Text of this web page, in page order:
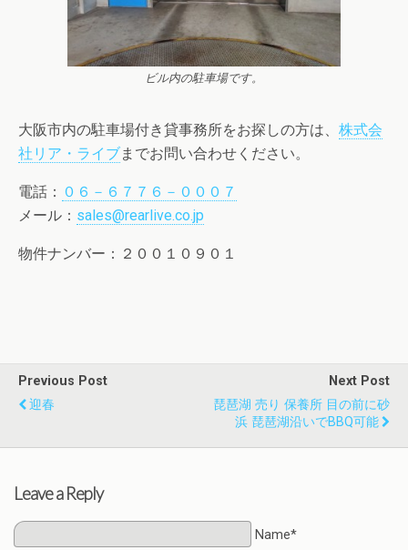
ビル内の駐車場です。
大阪市内の駐車場付き貸事務所をお探しの方は、 株式会
社リア・ライブまでお問い合わせください。
電話： ０６－６７７６－０００７
メール： sales@rearlive.co.jp
物件ナンバー：２００１０９０１
Previous Post
迎春
Next Post
琵琶湖 売り 保養所 目の前に砂
浜 琵琶湖沿いでBBQ可能
Leave a Reply
Name*